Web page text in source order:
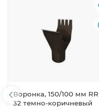
Воронка, 150/100 мм RR
32 темно-коричневый